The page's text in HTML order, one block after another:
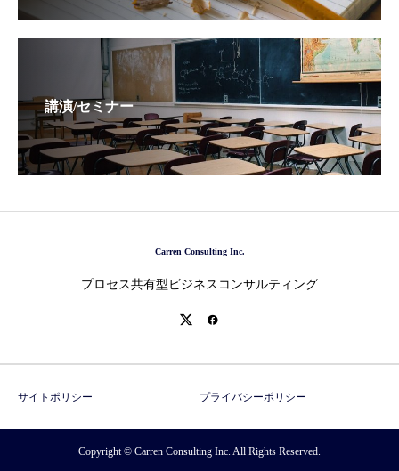
講演/セミナー
Carren Consulting Inc.
プロセス共有型ビジネスコンサルティング
サイトポリシー プライバシーポリシー
Copyright © Carren Consulting Inc. All Rights Reserved.